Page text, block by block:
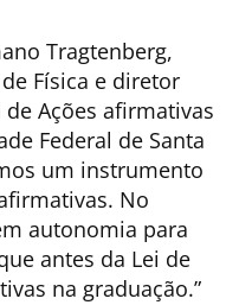
Tragtenberg,
Física e diretor
Ações afirmativas
Federal de Santa
um instrumento
No
autonomia para
antes da Lei de
na graduação.”